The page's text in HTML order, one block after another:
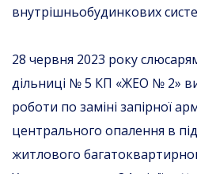
внутрішньобудинкових
28 червня 2023 року
дільниці № 5 КП «ЖЕО № 2»
роботи по заміні запірної
центрального опалення в
житлового